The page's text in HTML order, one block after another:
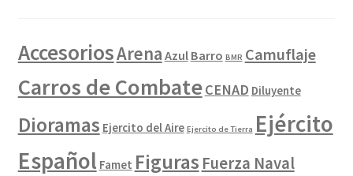
AccesoriosArena Azul Barro BMR Camuflaje
Carros de CombateCENAD Diluyente
Dioramas Ejercito del Aire Ejercito de Tierra Ejército
Español Famet Figuras Fuerza Naval